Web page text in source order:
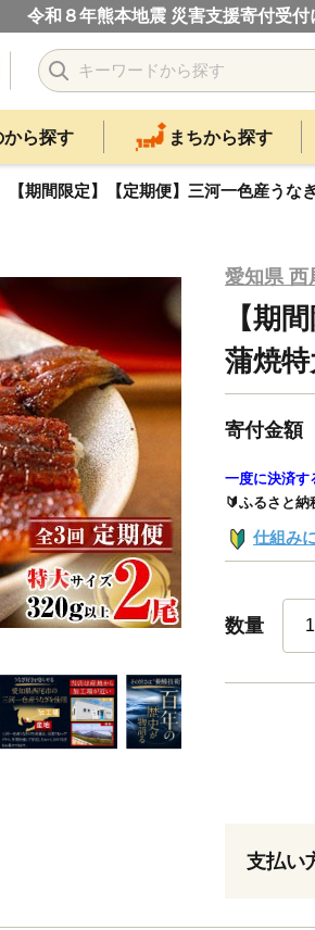
令和８年熊本地震 災害支援寄付受付
から探す まちから探す
【期間限定】【定期便】三河一色産う
愛知県 西
【期
蒲焼
寄付金額
一度に決済す
🔰ふるさと
仕組み
数量
支払い